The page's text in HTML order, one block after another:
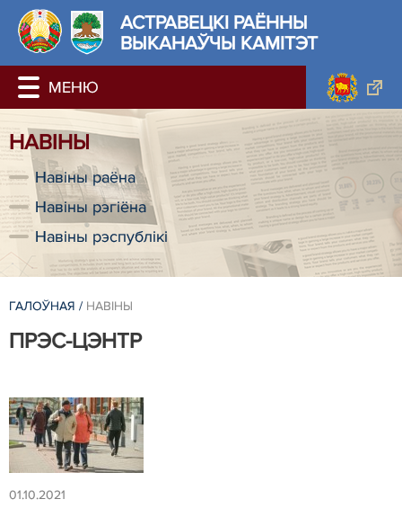
АСТРАВЕЦКІ РАЁННЫ
ВЫКАНАЎЧЫ КАМІТЭТ
НАВІНЫ
Навіны раёна
Навіны рэгіёна
Навіны рэспублікі
ГАЛОЎНАЯ / НАВІНЫ
ПРЭС-ЦЭНТР
01.10.2021